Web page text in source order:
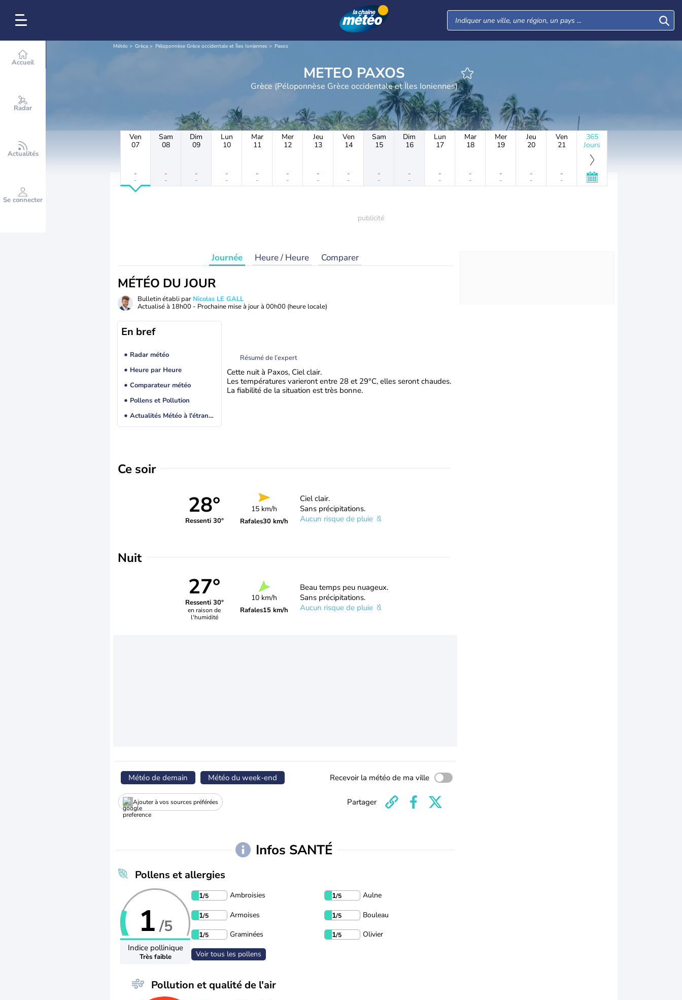
Accueil
Radar
Actualités
Se connecter
Météo Grèce Péloponnèse Grèce occidentale et Îles Ioniennes Paxos
METEO PAXOS
Grèce (Péloponnèse Grèce occidentale et Îles Ioniennes)
Ven
07
-
-
Sam
08
-
-
Dim
09
-
-
Lun
10
-
-
Mar
11
-
-
Mer
12
-
-
Jeu
13
-
-
Ven
14
-
-
Sam
15
-
-
Dim
16
-
-
Lun
17
-
-
Mar
18
-
-
Mer
19
-
-
Jeu
20
-
-
Ven
21
-
-
365
Jours
Journée Heure / Heure Comparer
MÉTÉO DU JOUR
Bulletin établi par Nicolas LE GALL
Actualisé à 18h00 - Prochaine mise à jour à 00h00 (heure locale)
En bref
Radar météo
Heure par Heure
Comparateur météo
Pollens et Pollution
Actualités Météo à l'étranger
Résumé de l’expert
Cette nuit à Paxos, Ciel clair.
Les températures varieront entre 28 et 29°C, elles seront chaudes.
La fiabilité de la situation est très bonne.
Ce soir
28°
Ressenti 30°
15 km/h
Rafales30 km/h
Ciel clair.
Sans précipitations.
Aucun risque de pluie
Nuit
27°
Ressenti 30°
en raison de
l'humidité
10 km/h
Rafales15 km/h
Beau temps peu nuageux.
Sans précipitations.
Aucun risque de pluie
Météo de demain Météo du week-end Recevoir la météo de ma ville
Ajouter à vos sources préférées Partager
Infos SANTÉ
Pollens et allergies
1 /5
Indice pollinique
Très faible
1/5 Ambroisies 1/5 Aulne
1/5 Armoises 1/5 Bouleau
1/5 Graminées 1/5 Olivier
Voir tous les pollens
Pollution et qualité de l'air